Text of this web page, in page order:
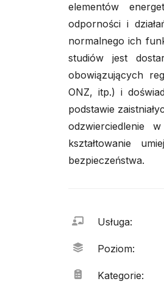
elementów
odporności i
normalnego ich
studiów jest
obowiązujących
ONZ, itp.) i
podstawie
odzwierciedlenie
kształtowanie
bezpieczeństwa.
Usługa:
Poziom:
Kategorie: